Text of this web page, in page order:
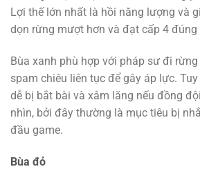
Lợi thế lớn nhất là hồi năng lượng và
dọn rừng mượt hơn và đạt cấp 4 đúng
Bùa xanh phù hợp với pháp sư đi
spam chiêu liên tục để gây áp lực.
dễ bị bắt bài và xâm lăng nếu đồng
nhìn, bởi đây thường là mục tiêu bị
đầu game.
Bùa đỏ